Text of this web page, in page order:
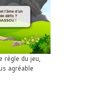
règle du jeu,
agréable